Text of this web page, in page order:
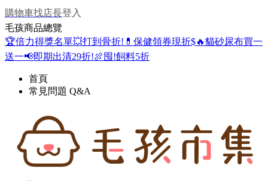
購物車找店長登入
毛孩商品總覽
🏆倍力得獎名單💥打到骨折! 💊保健領券現折$🔥貓砂尿布買一
送一📢即期出清29折!🍖囤!飼料5折
首頁
常見問題 Q&A